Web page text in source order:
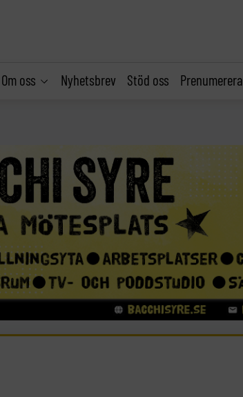
Om oss Nyhetsbrev Stöd oss Prenumerera